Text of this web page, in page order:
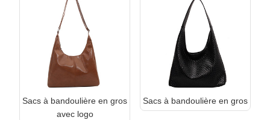
Sacs à bandoulière en gros
avec logo
Sacs à bandoulière en gros